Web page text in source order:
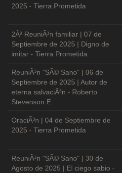
2025 - Tierra Prometida
2Âª ReuniÃ³n familiar | 07 de
Septiembre de 2025 | Digno de
imitar - Tierra Prometida
ReuniÃ³n "SÃ© Sano" | 06 de
Septiembre de 2025 | Autor de
eterna salvaciÃ³n - Roberto
Stevenson E.
OraciÃ³n | 04 de Septiembre de
2025 - Tierra Prometida
ReuniÃ³n "SÃ© Sano" | 30 de
Agosto de 2025 | El ciego sabio -